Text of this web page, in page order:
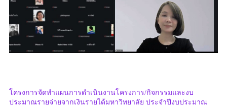
โครงการจัดทำแผนการดำเนินงานโครงการ/กิจกรรมและงบ
ประมาณรายจ่ายจากเงินรายได้มหาวิทยาลัย ประจำปีงบประมาณ